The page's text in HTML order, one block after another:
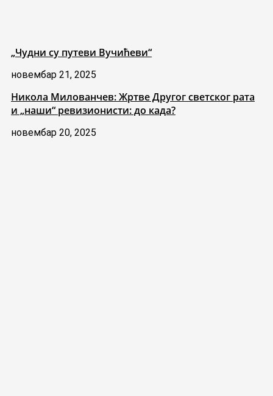
„Чудни су путеви Вучићеви“
новембар 21, 2025
Никола Милованчев: Жртве Другог светског рата
и „наши“ ревизионисти: до када?
новембар 20, 2025